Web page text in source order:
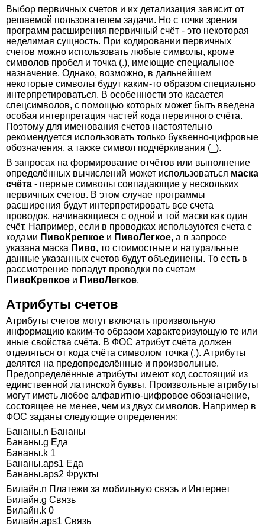
Выбор первичных счетов и их детализация зависит от
решаемой пользователем задачи. Но с точки зрения
программ расширения первичный счёт - это некоторая
неделимая сущность. При кодировании первичных
счетов можно использовать любые символы, кроме
символов пробел и точка (.), имеющие специальное
назначение. Однако, возможно, в дальнейшем
некоторые символы будут каким-то образом специально
интерпретироваться. В особенности это касается
спецсимволов, с помощью которых может быть введена
особая интерпретация частей кода первичного счёта.
Поэтому для именования счетов настоятельно
рекомендуется использовать только буквенно-цифровые
обозначения, а также символ подчёркивания (_).
В запросах на формирование отчётов или выполнение
определённых вычислений может использоваться маска
счёта - первые символы совпадающие у нескольких
первичных счетов. В этом случае программы
расширения будут интерпретировать все счета
проводок, начинающиеся с одной и той маски как один
счёт. Например, если в проводках используются счета с
кодами ПивоКрепкое и ПивоЛегкое, а в запросе
указана маска Пиво, то стоимостные и натуральные
данные указанных счетов будут объединены. То есть в
рассмотрение попадут проводки по счетам
ПивоКрепкое и ПивоЛегкое.
Атрибуты счетов
Атрибуты счетов могут включать произвольную
информацию каким-то образом характеризующую те или
иные свойства счёта. В ФОС атрибут счёта должен
отделяться от кода счёта символом точка (.). Атрибуты
делятся на предопределённые и произвольные.
Предопределённые атрибуты имеют код состоящий из
единственной латинской буквы. Произвольные атрибуты
могут иметь любое алфавитно-цифровое обозначение,
состоящее не менее, чем из двух символов. Например в
ФОС заданы следующие определения:
Бананы.n Бананы
Бананы.g Еда
Бананы.k 1
Бананы.aps1 Еда
Бананы.aps2 Фрукты
Билайн.n Платежи за мобильную связь и Интернет
Билайн.g Связь
Билайн.k 0
Билайн.aps1 Связь